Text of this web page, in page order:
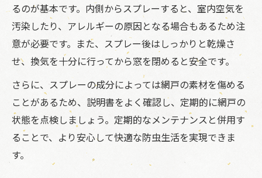
るのが基本です。内側からスプレーすると、室内空気を
汚染したり、アレルギーの原因となる場合もあるため注
意が必要です。また、スプレー後はしっかりと乾燥さ
せ、換気を十分に行ってから窓を閉めると安全です。
さらに、スプレーの成分によっては網戸の素材を傷める
ことがあるため、説明書をよく確認し、定期的に網戸の
状態を点検しましょう。定期的なメンテナンスと併用す
ることで、より安心して快適な防虫生活を実現できま
す。